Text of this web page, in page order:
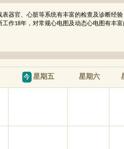
器官、心脏等系统有丰富的检查及诊断经验
18年，对常规心电图及动态心电图有丰富
星期五 星期六